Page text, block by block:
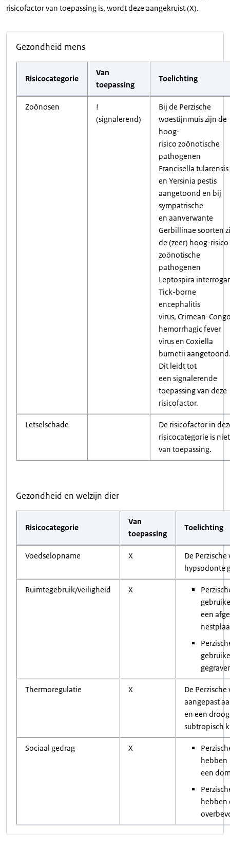
risicofactor van toepassing is, wordt deze aangekruist (X).
Gezondheid mens
Risicocategorie
Van
toepassing
Toelichting
Zoönosen
!
(signalerend)
Bij de Perzische
woestijnmuis zijn de
hoog-
risico zoönotische
pathogenen
Francisella tularensis
en Yersinia pestis
aangetoond en bij
sympatrische
en aanverwante
Gerbillinae soorten
de (zeer) hoog-risico
zoönotische
pathogenen
Leptospira
Tick-borne
encephalitis
virus, Crimean-
hemorrhagic fever
virus en Coxiella
burnetii
Dit leidt tot
een signalerende
toepassing van deze
risicofactor.
Letselschade
De risicofactor in
risicocategorie is niet
van toepassing.
Gezondheid en welzijn dier
Risicocategorie
Van
toepassing
Toelichting
Voedselopname X
De
hypsodonte
Ruimtegebruik/veiligheid X
een
Thermoregulatie X
De
aangepast
en een
subtropisch
Sociaal gedrag X
hebben
een
hebben